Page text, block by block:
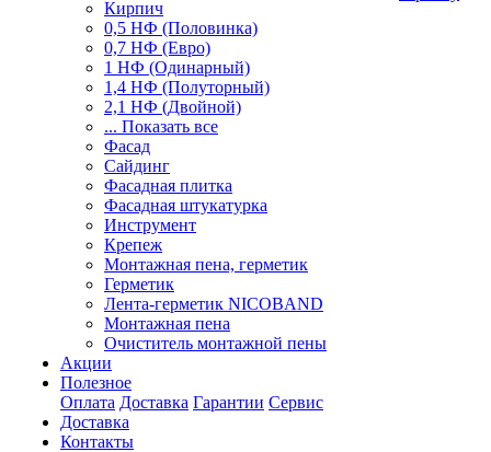
Кирпич
0,5 НФ (Половинка)
0,7 НФ (Евро)
1 НФ (Одинарный)
1,4 НФ (Полуторный)
2,1 НФ (Двойной)
... Показать все
Фасад
Сайдинг
Фасадная плитка
Фасадная штукатурка
Инструмент
Крепеж
Монтажная пена, герметик
Герметик
Лента-герметик NICOBAND
Монтажная пена
Очиститель монтажной пены
Акции
Полезное
Оплата Доставка Гарантии Сервис
Доставка
Контакты